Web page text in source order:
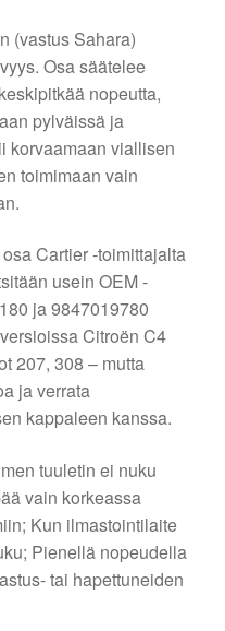
(vastus Sahara)
Osa säätelee
nopeutta,
pylväissä ja
korvaamaan viallisen
toimimaan vain
Cartier -toimittajalta
usein OEM -
ja 9847019780
Citroën C4
207, 308 – mutta
ja verrata
kappaleen kanssa.
tuuletin ei nuku
vain korkeassa
Kun ilmastointilaite
Pienellä nopeudella
tai hapettuneiden